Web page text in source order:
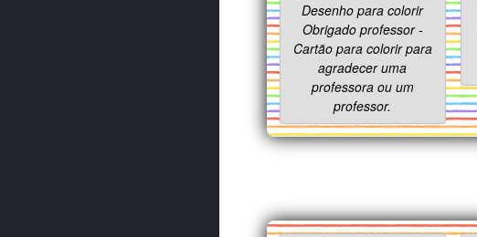
Desenho para colorir
Obrigado professor -
Cartão para colorir para
agradecer uma
professora ou um
professor.